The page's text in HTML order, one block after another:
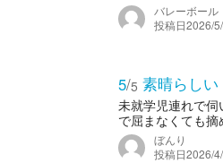
バレーボール
投稿日2026/
5/5 素晴らしい
未就学児連れで
で屈まなくても
ぼんり
投稿日2026/